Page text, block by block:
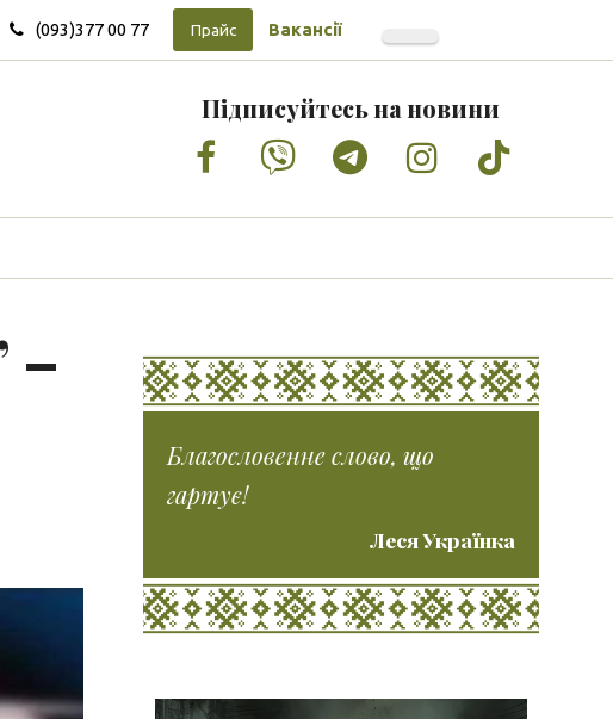
(093)377 00 77 Прайс Вакансії
Підписуйтесь на новини
Facebook
VimeoTumblrInstagram
Tiktok
–
Благословенне слово, що
гартує!
Леся Українка